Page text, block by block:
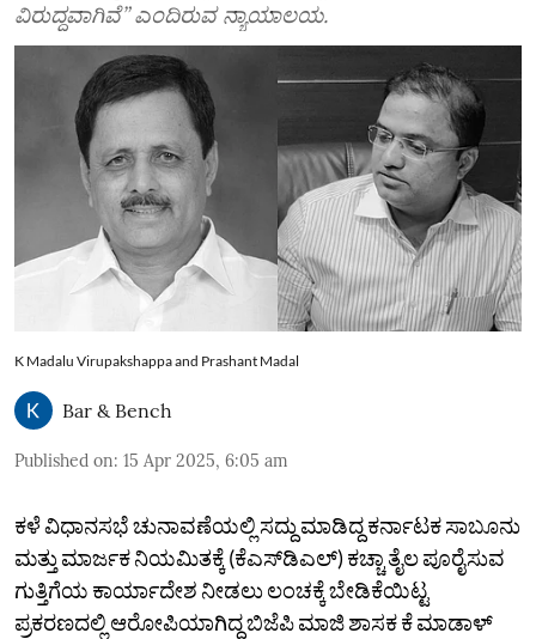
ವಿರುದ್ಧವಾಗಿವೆ” ಎಂದಿರುವ ನ್ಯಾಯಾಲಯ.
K Madalu Virupakshappa and Prashant Madal
Bar & Bench
Published on: 15 Apr 2025, 6:05 am
ಕಳೆ ವಿಧಾನಸಭೆ ಚುನಾವಣೆಯಲ್ಲಿ ಸದ್ದು ಮಾಡಿದ್ದ ಕರ್ನಾಟಕ ಸಾಬೂನು
ಮತ್ತು ಮಾರ್ಜಕ ನಿಯಮಿತಕ್ಕೆ (ಕೆಎಸ್‌ಡಿಎಲ್) ಕಚ್ಚಾ ತೈಲ ಪೂರೈಸುವ
ಗುತ್ತಿಗೆಯ ಕಾರ್ಯಾದೇಶ ನೀಡಲು ಲಂಚಕ್ಕೆ ಬೇಡಿಕೆಯಿಟ್ಟ
ಪ್ರಕರಣದಲ್ಲಿ ಆರೋಪಿಯಾಗಿದ್ದ ಬಿಜೆಪಿ ಮಾಜಿ ಶಾಸಕ ಕೆ ಮಾಡಾಳ್‌